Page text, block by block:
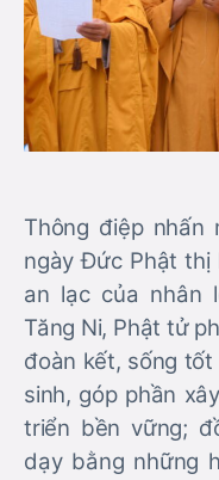
Thông điệp nhấn
ngày Đức Phật thị
an lạc của nhân
Tăng Ni, Phật tử
đoàn kết, sống
sinh, góp phần
triển bền vững;
dạy bằng những